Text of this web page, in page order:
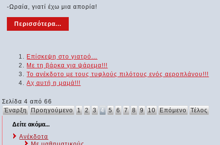
-Ωραία, γιατί έχω μια απορία!
Περισσότερα...
Επίσκεψη στο γιατρό...
Με τη βάρκα για ψάρεμα!!!
Το ανέκδοτο με τους τυφλούς πιλότους ενός αεροπλάνου!!!
Αχ αυτή η μαμά!!!
Σελίδα 4 από 66
Έναρξη Προηγούμενο 1 2 3 4 5 6 7 8 9 10 Επόμενο Τέλος
Δείτε ακόμα...
Ανέκδοτα